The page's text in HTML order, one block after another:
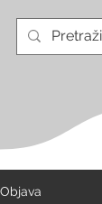
Objava